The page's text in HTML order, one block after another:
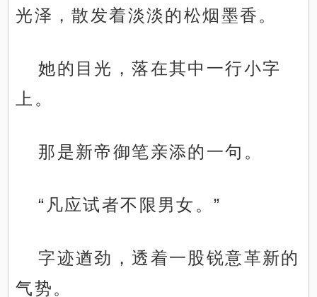
光泽，散发着淡淡的松烟墨香。
她的目光，落在其中一行小字
上。
那是新帝御笔亲添的一句。
“凡应试者不限男女。”
字迹遒劲，透着一股锐意革新的
气势。